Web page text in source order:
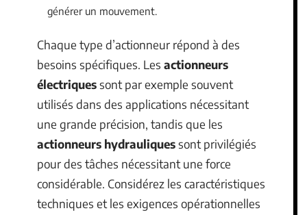
générer un mouvement.
Chaque type d’actionneur répond à des
besoins spécifiques. Les actionneurs
électriquessont par exemple souvent
utilisés dans des applications nécessitant
une grande précision, tandis que les
actionneurs hydrauliquessont privilégiés
pour des tâches nécessitant une force
considérable. Considérez les caractéristiques
techniques et les exigences opérationnelles